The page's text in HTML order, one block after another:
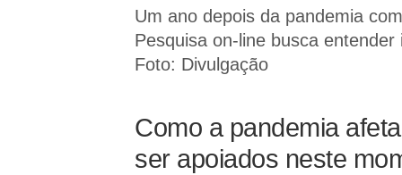
Um ano depois da pandemia
Pesquisa on-line busca
Foto: Divulgação
Como a pandemia
ser apoiados neste